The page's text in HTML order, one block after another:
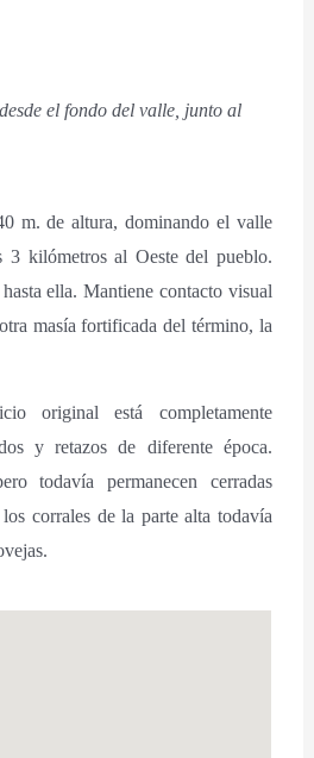
el fondo del valle, junto al
m. de altura, dominando el valle
kilómetros al Oeste del pueblo.
ella. Mantiene contacto visual
masía fortificada del término, la
original está completamente
y retazos de diferente época.
todavía permanecen cerradas
corrales de la parte alta todavía